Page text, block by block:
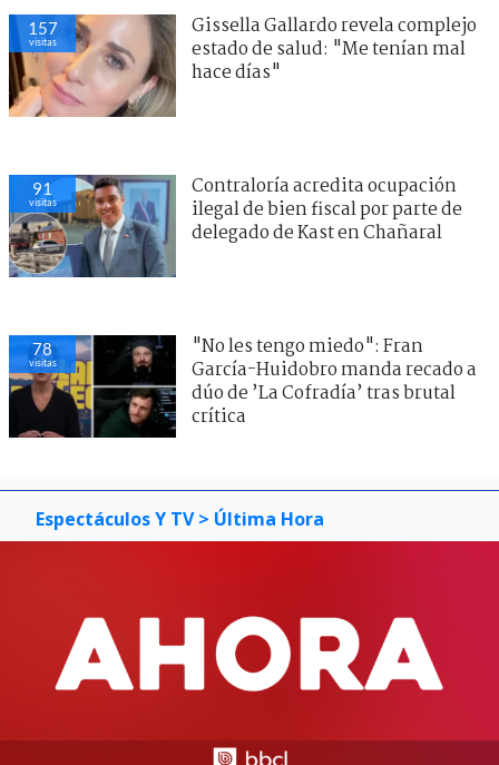
157
visitas
Gissella Gallardo revela complejo
estado de salud: "Me tenían mal
hace días"
91
visitas
Contraloría acredita ocupación
ilegal de bien fiscal por parte de
delegado de Kast en Chañaral
78
visitas
"No les tengo miedo": Fran
García-Huidobro manda recado a
dúo de ’La Cofradía’ tras brutal
crítica
Espectáculos Y TV > Última Hora